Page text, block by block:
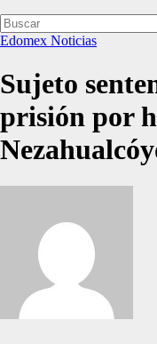
Edomex Noticias
Sujeto
prisión por